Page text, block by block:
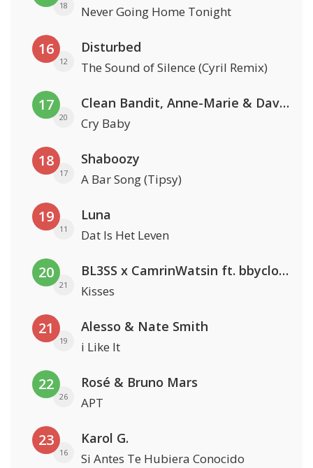
18 Never Going Home Tonight
16
12
Disturbed
The Sound of Silence (Cyril Remix)
17
20
Clean Bandit, Anne-Marie & David Guetta
Cry Baby
18
17
Shaboozy
A Bar Song (Tipsy)
19
11
Luna
Dat Is Het Leven
20
21
BL3SS x CamrinWatsin ft. bbyclose
Kisses
21
19
Alesso & Nate Smith
i Like It
22
26
Rosé & Bruno Mars
APT
23
16
Karol G.
Si Antes Te Hubiera Conocido